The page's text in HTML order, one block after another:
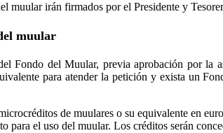
muular irán firmados por el Presidente y
muular
Fondo del Muular, previa aprobación por la
para atender la petición y exista un
de muulares o su equivalente en
para el uso del muular. Los créditos serán